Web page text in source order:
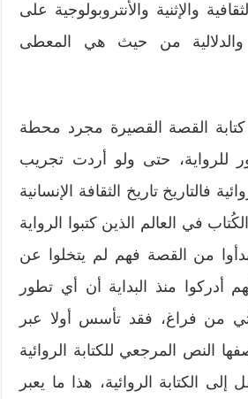
والإثنية والأنتروبولوجية على
والدلالية من حيث هي المعطى
القصة القصيرة مجرد محطة
للرواية، حتى ولو أردت تجريب
فالتاريخ تاريخ الثقافة الإنسانية
في العالم الذين كتبوا الرواية
بدأوا من القصة فهم لم يتخلوا عن
أدركوا منذ البداية أن أي تطور
من فراغ، فقد تأسس أولا عبر
النص المرجعي للكتابة الروائية
إلى الكتابة الروائية، هذا ما يعبر